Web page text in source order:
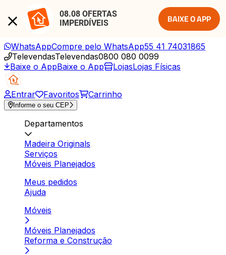
08.08 OFERTAS
IMPERDÍVEIS
BAIXE O APP
WhatsAppCompre pelo WhatsApp55 41 74031865
TelevendasTelevendas0800 080 0099
Baixe o AppBaixe o App LojasLojas Físicas
Entrar Favoritos Carrinho
Informe o seu CEP
Departamentos
Madeira Originals
Serviços
Móveis Planejados
Meus pedidos
Ajuda
Móveis
Móveis Planejados
Reforma e Construção